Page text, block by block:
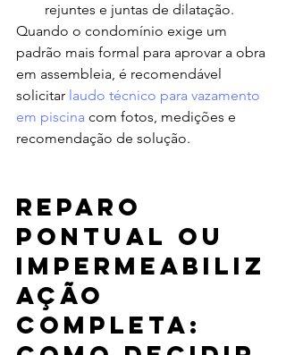
rejuntes e juntas de dilatação.
Quando o condomínio exige um
padrão mais formal para aprovar a obra
em assembleia, é recomendável
solicitar laudo técnico para vazamento
em piscina com fotos, medições e
recomendação de solução.
Reparo
pontual ou
impermeabiliz
ação
completa: